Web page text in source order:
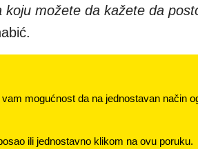
možete da kažete da
mogućnost da na jednostavan način
ili jednostavno klikom na ovu poruku.